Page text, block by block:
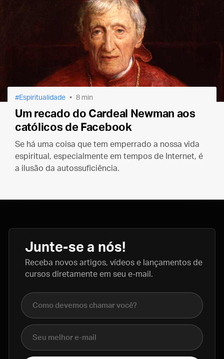
Espiritualidade 8 min
Um recado do Cardeal Newman aos
católicos de Facebook
Se há uma coisa que tem emperrado a nossa vida
espiritual, especialmente em tempos de Internet, é
a ilusão da autossuficiência.
Junte-se a nós!
Receba novos artigos, vídeos e lançamentos de
cursos diretamente em seu e-mail.
Nome completo
E-mail